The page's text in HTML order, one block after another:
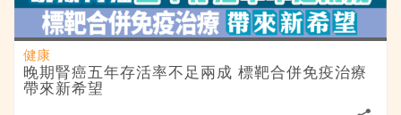
健康
晚期腎癌五年存活率不足兩成 標靶合併免疫治療
帶來新希望